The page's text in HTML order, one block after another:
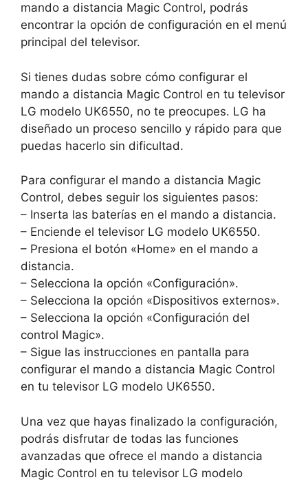
mando a distancia Magic Control, podrás
encontrar la opción de configuración en el menú
principal del televisor.
Si tienes dudas sobre cómo configurar el
mando a distancia Magic Control en tu televisor
LG modelo UK6550, no te preocupes. LG ha
diseñado un proceso sencillo y rápido para que
puedas hacerlo sin dificultad.
Para configurar el mando a distancia Magic
Control, debes seguir los siguientes pasos:
– Inserta las baterías en el mando a distancia.
– Enciende el televisor LG modelo UK6550.
– Presiona el botón «Home» en el mando a
distancia.
– Selecciona la opción «Configuración».
– Selecciona la opción «Dispositivos externos».
– Selecciona la opción «Configuración del
control Magic».
– Sigue las instrucciones en pantalla para
configurar el mando a distancia Magic Control
en tu televisor LG modelo UK6550.
Una vez que hayas finalizado la configuración,
podrás disfrutar de todas las funciones
avanzadas que ofrece el mando a distancia
Magic Control en tu televisor LG modelo